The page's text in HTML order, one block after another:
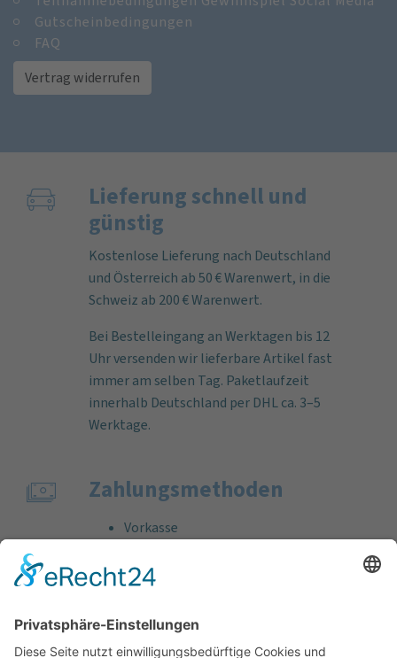
Gutscheinbedingungen
FAQ
Vertrag widerrufen
Lieferung schnell und
günstig
Kostenlose Lieferung nach Deutschland
und Österreich ab 50 € Warenwert, in die
Schweiz ab 200 € Warenwert.
Bei Bestelleingang an Werktagen bis 12
Uhr versenden wir lieferbare Artikel fast
immer am selben Tag. Paketlaufzeit
innerhalb Deutschland per DHL ca. 3–5
Werktage.
Zahlungs­methoden
Vorkasse
Bankeinzug
Kreditkarte (VISA & MasterCard)
Support